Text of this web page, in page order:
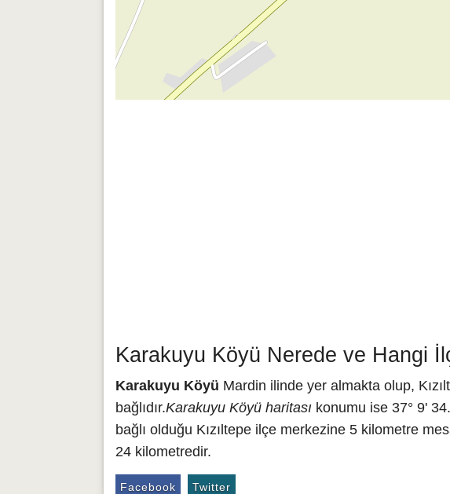
Karakuyu Köyü Nerede ve Hangi
Karakuyu Köyü Mardin ilinde yer almakta olup,
bağlıdır.Karakuyu Köyü haritası konumu ise 37° 9'
bağlı olduğu Kızıltepe ilçe merkezine 5 kilometre
24 kilometredir.
Facebook Twitter